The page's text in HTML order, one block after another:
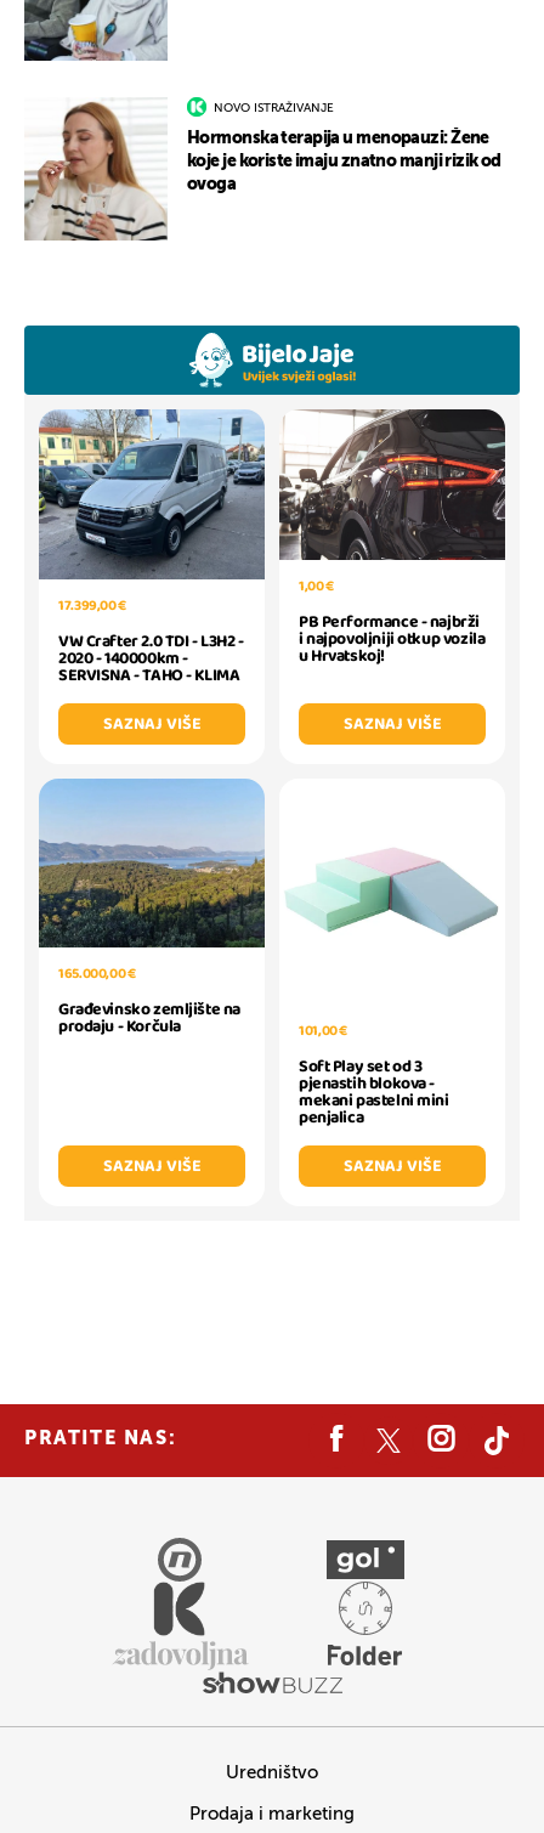
NOVO ISTRAŽIVANJE
Hormonska terapija u menopauzi: Žene
koje je koriste imaju znatno manji rizik od
ovoga
17.399,00 €
VW Crafter 2.0 TDI - L3H2 -
2020 - 140000km -
SERVISNA - TAHO - KLIMA
SAZNAJ VIŠE
1,00 €
PB Performance - najbrži
i najpovoljniji otkup vozila
u Hrvatskoj!
SAZNAJ VIŠE
165.000,00 €
Građevinsko zemljište na
prodaju - Korčula
SAZNAJ VIŠE
101,00 €
Soft Play set od 3
pjenastih blokova -
mekani pastelni mini
penjalica
SAZNAJ VIŠE
PRATITE NAS:
Uredništvo
Prodaja i marketing